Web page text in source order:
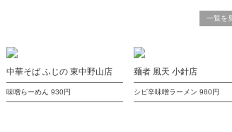
一覧を
中華そば ふじの 東中野山店
味噌らーめん 930円
麺者 風天 小針店
シビ辛味噌ラーメン 980円